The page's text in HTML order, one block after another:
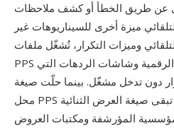
عن طريق الخطأ أو كشف ملاحظات
ميزة أخرى للسيناريوهات غير
وميزات التكرار، تُشغّل ملفات
PPS أكشاك المعلومات واللافتات الرقمية وشاشات الردهات التي
محل PPS في سير العمل الحالي، تبقى صيغة العرض الثنائية
المؤرشفة ومكتبات العروض